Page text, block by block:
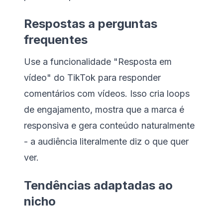
Respostas a perguntas
frequentes
Use a funcionalidade "Resposta em
vídeo" do TikTok para responder
comentários com vídeos. Isso cria loops
de engajamento, mostra que a marca é
responsiva e gera conteúdo naturalmente
- a audiência literalmente diz o que quer
ver.
Tendências adaptadas ao
nicho